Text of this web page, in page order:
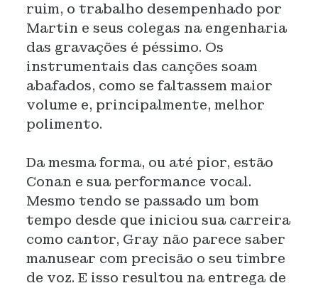
ruim, o trabalho desempenhado por
Martin e seus colegas na engenharia
das gravações é péssimo. Os
instrumentais das canções soam
abafados, como se faltassem maior
volume e, principalmente, melhor
polimento.
Da mesma forma, ou até pior, estão
Conan e sua performance vocal.
Mesmo tendo se passado um bom
tempo desde que iniciou sua carreira
como cantor, Gray não parece saber
manusear com precisão o seu timbre
de voz. E isso resultou na entrega de